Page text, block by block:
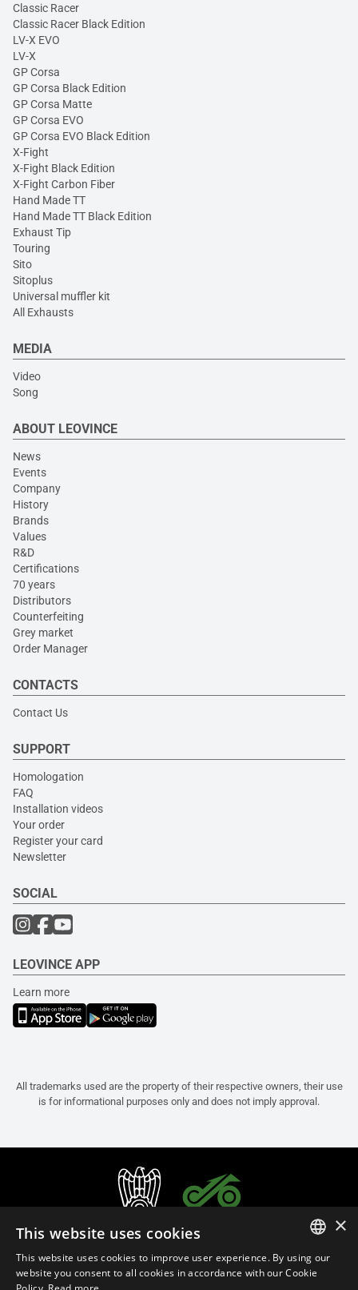
Classic Racer
Classic Racer Black Edition
LV-X EVO
LV-X
GP Corsa
GP Corsa Black Edition
GP Corsa Matte
GP Corsa EVO
GP Corsa EVO Black Edition
X-Fight
X-Fight Black Edition
X-Fight Carbon Fiber
Hand Made TT
Hand Made TT Black Edition
Exhaust Tip
Touring
Sito
Sitoplus
Universal muffler kit
All Exhausts
MEDIA
Video
Song
ABOUT LEOVINCE
News
Events
Company
History
Brands
Values
R&D
Certifications
70 years
Distributors
Counterfeiting
Grey market
Order Manager
CONTACTS
Contact Us
SUPPORT
Homologation
FAQ
Installation videos
Your order
Register your card
Newsletter
SOCIAL
LEOVINCE APP
Learn more
All trademarks used are the property of their respective owners, their use
is for informational purposes only and does not imply approval.
ITALIAN
×
This website uses cookies
This website uses cookies to improve user experience. By using our
website you consent to all cookies in accordance with our Cookie